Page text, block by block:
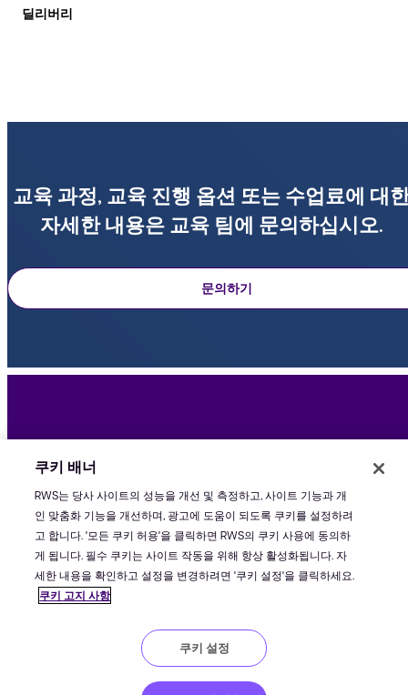
딜리버리
교육 과정, 교육 진행 옵션 또는 수업료에 대
자세한 내용은 교육 팀에 문의하십시오.
문의하기
트라도스 정보
RWS 회사 소개
등록하고 트라도스의 최신 뉴스를 받아보세요
이용 약관 저작권 개인정보
쿠키 배너
RWS는 당사 사이트의 성능을 개선 및 측정하고, 사이트 기능과 개
인 맞춤화 기능을 개선하며, 광고에 도움이 되도록 쿠키를 설정하려
고 합니다. '모든 쿠키 허용'을 클릭하면 RWS의 쿠키 사용에 동의하
게 됩니다. 필수 쿠키는 사이트 작동을 위해 항상 활성화됩니다. 자
세한 내용을 확인하고 설정을 변경하려면 '쿠키 설정'을 클릭하세요.
쿠키 고지 사항
쿠키 설정